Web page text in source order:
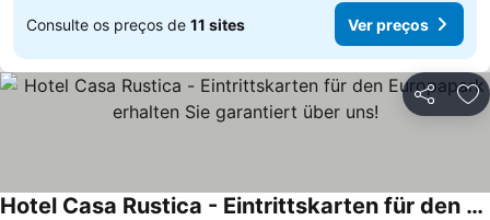
Consulte os preços de 11 sites Ver preços
Partilhar
Hotel Casa Rustica - Eintrittskarten für den Europapark erhalten Sie garantiert über uns!